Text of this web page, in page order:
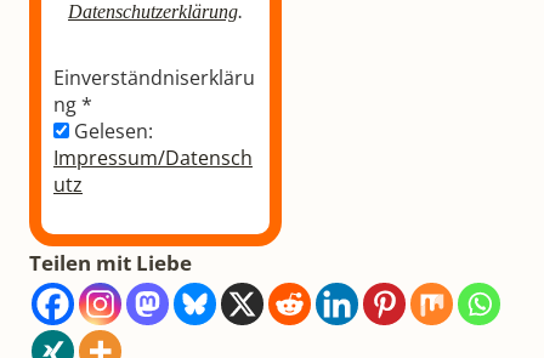
Datenschutzerklärung.
Einverständniserkläru
ng*
Gelesen:
Impressum/Datensch
utz
Teilen mit Liebe